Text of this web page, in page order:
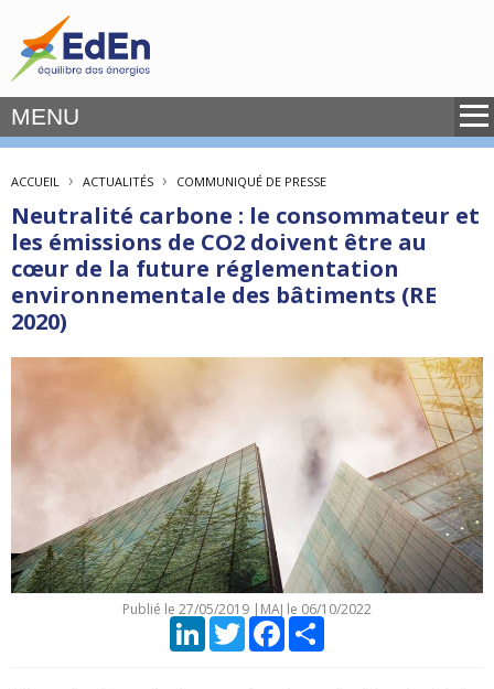
MENU
ACCUEIL › ACTUALITÉS › COMMUNIQUÉ DE PRESSE
Neutralité carbone : le consommateur et
les émissions de CO2 doivent être au
cœur de la future réglementation
environnementale des bâtiments (RE
2020)
Publié le 27/05/2019 | MAJ le 06/10/2022
LinkedInTwitterFacebook